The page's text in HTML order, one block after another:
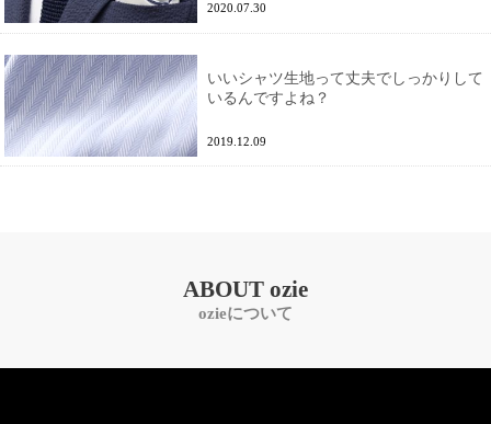
2020.07.30
いいシャツ生地って丈夫でしっかりして
いるんですよね？
2019.12.09
ABOUT ozie
ozieについて